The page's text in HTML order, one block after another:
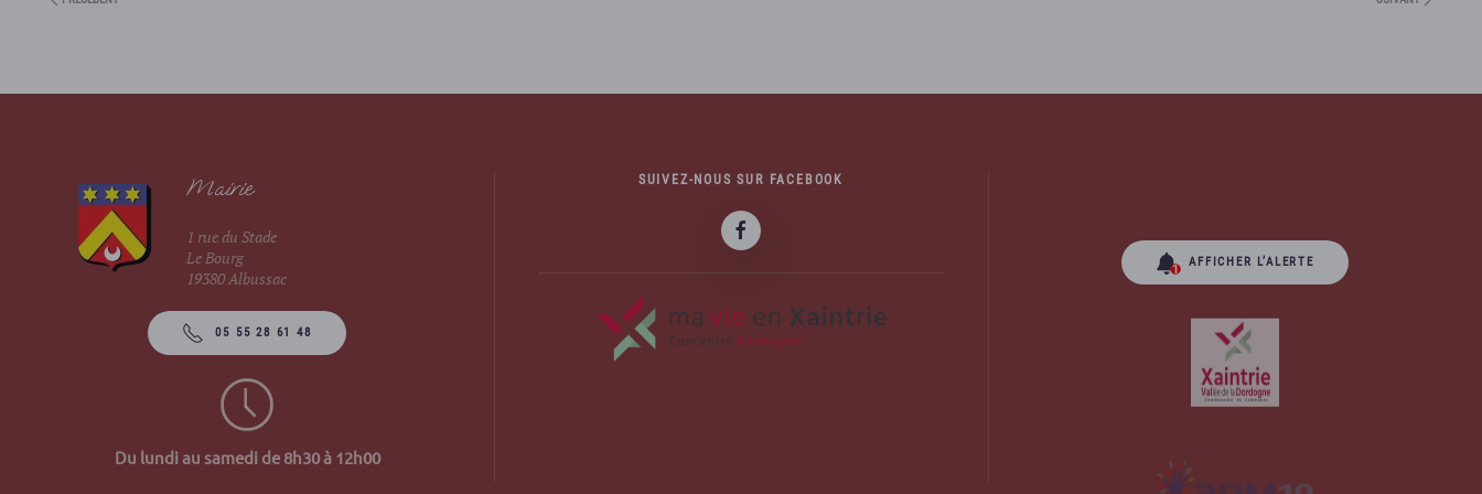
Mairie
1 rue du Stade
Le Bourg
19380 Albussac
05 55 28 61 48
Du lundi au samedi de 8h30 à 12h00
SUIVEZ-NOUS SUR FACEBOOK
AFFICHER L’ALERTE